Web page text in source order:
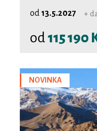
od 13.5.2027 +
od115 190
NOVINKA